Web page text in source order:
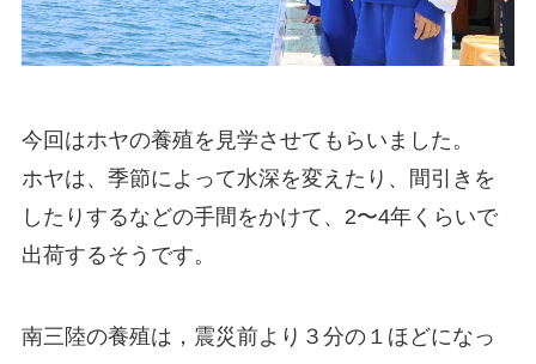
今回はホヤの養殖を見学させてもらいました。
ホヤは、季節によって水深を変えたり、間引きを
したりするなどの手間をかけて、2〜4年くらいで
出荷するそうです。
南三陸の養殖は，震災前より３分の１ほどになっ